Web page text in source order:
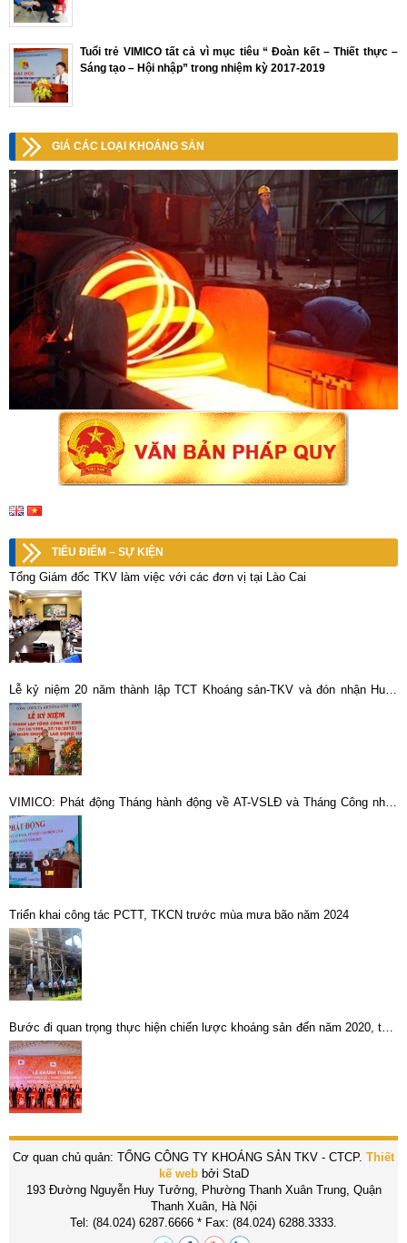
Tuổi trẻ VIMICO tất cả vì mục tiêu “ Đoàn kết – Thiết thực –
Sáng tạo – Hội nhập” trong nhiệm kỳ 2017-2019
GIÁ CÁC LOẠI KHOÁNG SẢN
TIÊU ĐIỂM – SỰ KIỆN
Tổng Giám đốc TKV làm việc với các đơn vị tại Lào Cai
Lễ kỷ niệm 20 năm thành lập TCT Khoáng sản-TKV và đón nhận Huân
chương Lao động hạng Nhất
VIMICO: Phát động Tháng hành động về AT-VSLĐ và Tháng Công nhân
năm 2025
Triển khai công tác PCTT, TKCN trước mùa mưa bão năm 2024
Bước đi quan trọng thực hiện chiến lược khoáng sản đến năm 2020, tầm
nhìn 2030…
Cơ quan chủ quản: TỔNG CÔNG TY KHOÁNG SẢN TKV - CTCP. Thiết
kế webbởi StaD
193 Đường Nguyễn Huy Tưởng, Phường Thanh Xuân Trung, Quận
Thanh Xuân, Hà Nội
Tel: (84.024) 6287.6666 * Fax: (84.024) 6288.3333.